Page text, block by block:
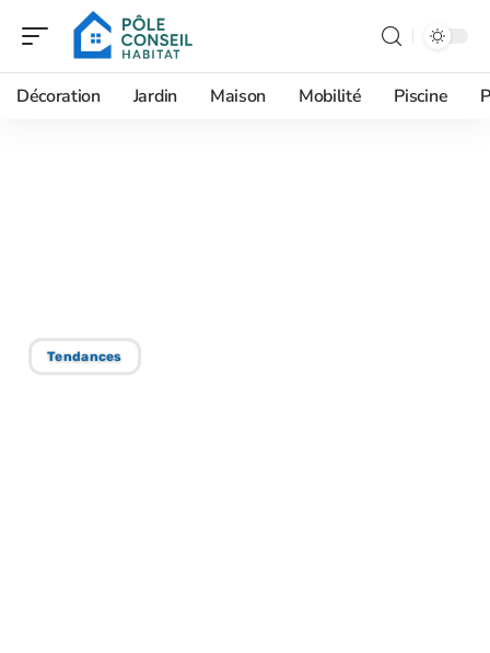
Décoration Jardin Maison Mobilité Piscine
Tendances